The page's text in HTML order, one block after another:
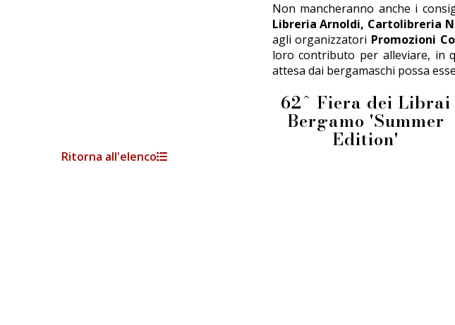
Non mancheranno anche i
Libreria Arnoldi, Cartolibreria
agli organizzatori Promozioni
loro contributo per alleviare, in
attesa dai bergamaschi possa
62^ Fiera dei Librai
Bergamo 'Summer
Edition'
Ritorna all'elenco